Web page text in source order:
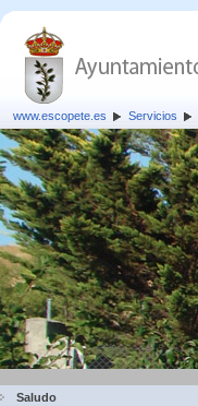
www.escopete.es Servicios
Saludo